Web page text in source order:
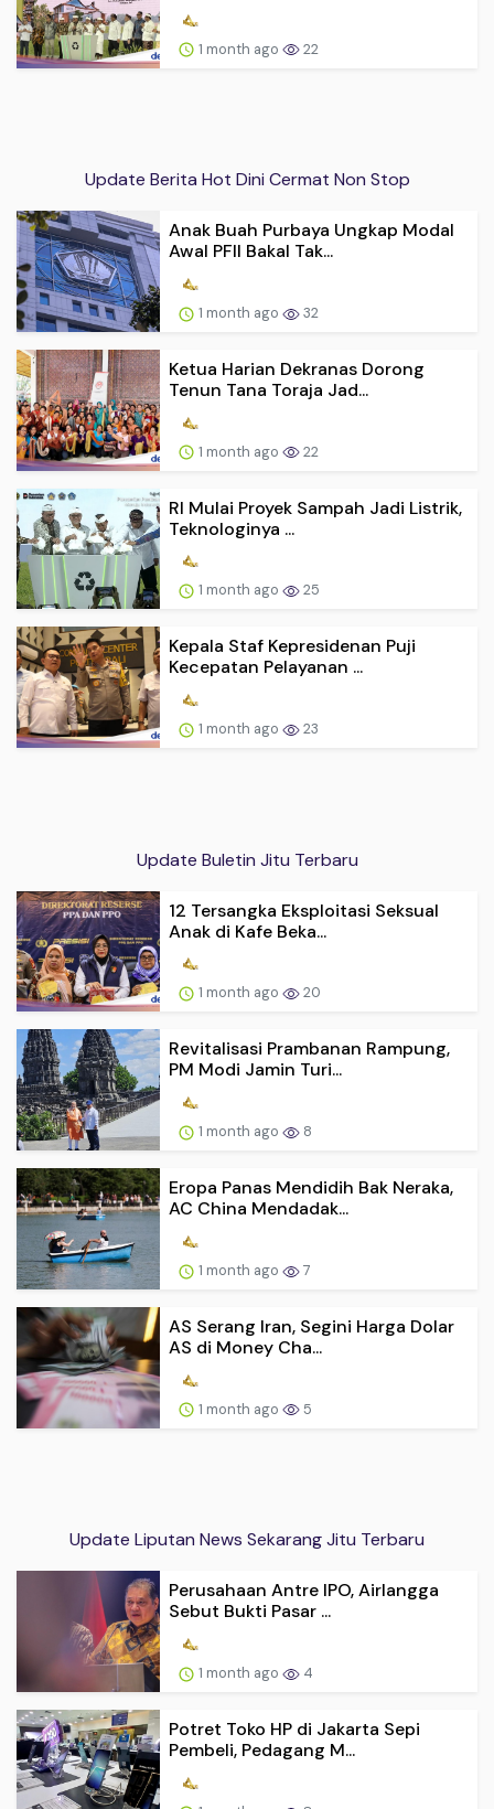
1 month ago 22
Update Berita Hot Dini Cermat Non Stop
Anak Buah Purbaya Ungkap Modal
Awal PFII Bakal Tak...
1 month ago 32
Ketua Harian Dekranas Dorong
Tenun Tana Toraja Jad...
1 month ago 22
RI Mulai Proyek Sampah Jadi Listrik,
Teknologinya ...
1 month ago 25
Kepala Staf Kepresidenan Puji
Kecepatan Pelayanan ...
1 month ago 23
Update Buletin Jitu Terbaru
12 Tersangka Eksploitasi Seksual
Anak di Kafe Beka...
1 month ago 20
Revitalisasi Prambanan Rampung,
PM Modi Jamin Turi...
1 month ago 8
Eropa Panas Mendidih Bak Neraka,
AC China Mendadak...
1 month ago 7
AS Serang Iran, Segini Harga Dolar
AS di Money Cha...
1 month ago 5
Update Liputan News Sekarang Jitu Terbaru
Perusahaan Antre IPO, Airlangga
Sebut Bukti Pasar ...
1 month ago 4
Potret Toko HP di Jakarta Sepi
Pembeli, Pedagang M...